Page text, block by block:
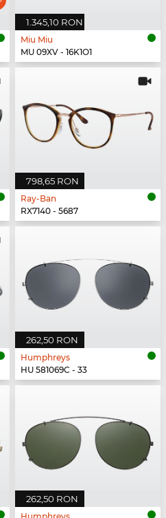
1.345,10 RON
Miu Miu
MU 09XV - 16K1O1
798,65 RON
Ray-Ban
RX7140 - 5687
262,50 RON
Humphreys
HU 581069C - 33
262,50 RON